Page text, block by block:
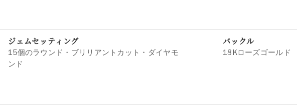
ジェムセッティング
15個のラウンド・ブリリアントカット・ダイヤモ
ンド
バックル
18Kローズゴールド